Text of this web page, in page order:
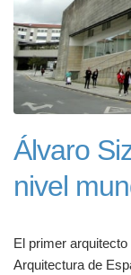
Álvaro
nivel
El primer
Arquitectura de